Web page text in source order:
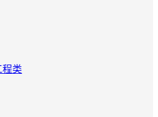
程类